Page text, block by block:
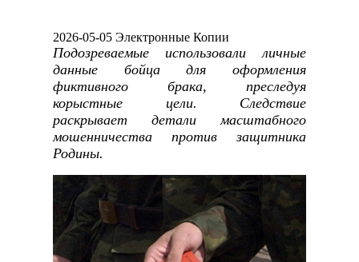
2026-05-05 Электронные Копии
Подозреваемые использовали личные
данные бойца для оформления
фиктивного брака, преследуя
корыстные цели. Следствие
раскрывает детали масштабного
мошенничества против защитника
Родины.